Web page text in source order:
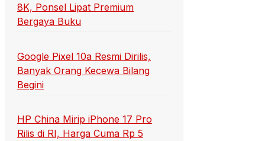
8K, Ponsel Lipat Premium
Bergaya Buku
Google Pixel 10a Resmi Dirilis,
Banyak Orang Kecewa Bilang
Begini
HP China Mirip iPhone 17 Pro
Rilis di RI, Harga Cuma Rp 5